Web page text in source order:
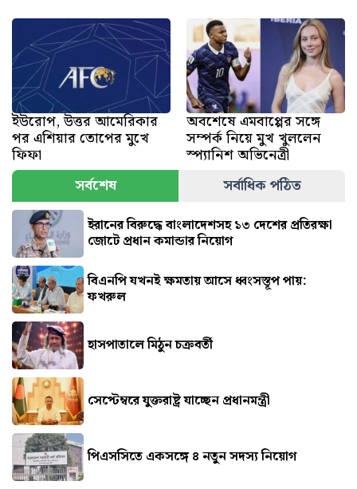
ইউরোপ, উত্তর আমেরিকার
পর এশিয়ার তোপের মুখে
ফিফা
অবশেষে এমবাপ্পের সঙ্গে
সম্পর্ক নিয়ে মুখ খুললেন
স্প্যানিশ অভিনেত্রী
সর্বশেষ
সর্বাধিক পঠিত
ইরানের বিরুদ্ধে বাংলাদেশসহ ১৩ দেশের প্রতিরক্ষা
জোটে প্রধান কমান্ডার নিয়োগ
বিএনপি যখনই ক্ষমতায় আসে ধ্বংসস্তূপ পায়:
ফখরুল
হাসপাতালে মিঠুন চক্রবর্তী
সেপ্টেম্বরে যুক্তরাষ্ট্র যাচ্ছেন প্রধানমন্ত্রী
পিএসসিতে একসঙ্গে ৪ নতুন সদস্য নিয়োগ